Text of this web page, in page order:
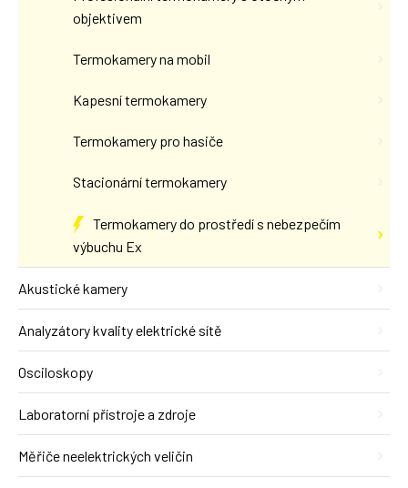
objektivem
Termokamery na mobil
Kapesní termokamery
Termokamery pro hasiče
Stacionární termokamery
Termokamery do prostředí s nebezpečím
výbuchu Ex
Akustické kamery
Analyzátory kvality elektrické sítě
Osciloskopy
Laboratorní přístroje a zdroje
Měřiče neelektrických veličin